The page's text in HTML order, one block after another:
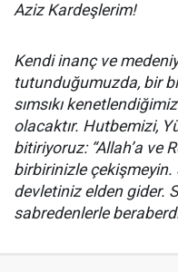
Aziz Kardeşlerim!
Kendi inanç ve
tutunduğumuzda, bir
sımsıkı
olacaktır. Hutbemizi,
bitiriyoruz: “Allah’a ve
birbirinizle
devletiniz elden gider.
sabredenlerle